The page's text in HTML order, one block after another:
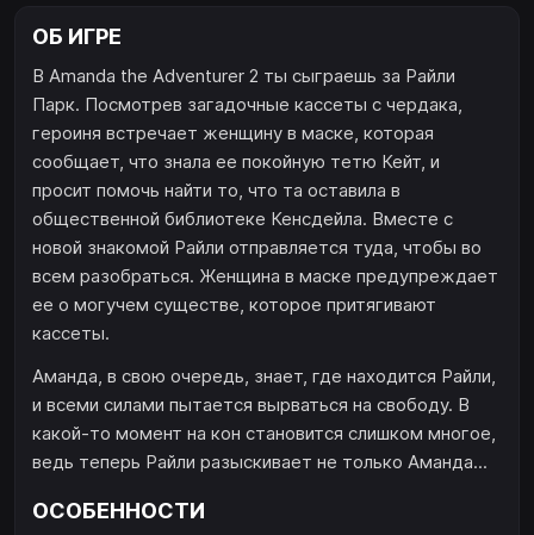
ОБ ИГРЕ
В Amanda the Adventurer 2 ты сыграешь за Райли
Парк. Посмотрев загадочные кассеты с чердака,
героиня встречает женщину в маске, которая
сообщает, что знала ее покойную тетю Кейт, и
просит помочь найти то, что та оставила в
общественной библиотеке Кенсдейла. Вместе с
новой знакомой Райли отправляется туда, чтобы во
всем разобраться. Женщина в маске предупреждает
ее о могучем существе, которое притягивают
кассеты.
Аманда, в свою очередь, знает, где находится Райли,
и всеми силами пытается вырваться на свободу. В
какой-то момент на кон становится слишком многое,
ведь теперь Райли разыскивает не только Аманда...
ОСОБЕННОСТИ